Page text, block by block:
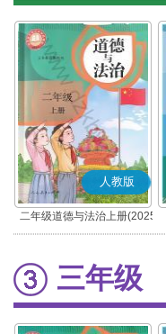
人教版
二年级道德与法治上册(2025
秋版)(部编版)
三年级